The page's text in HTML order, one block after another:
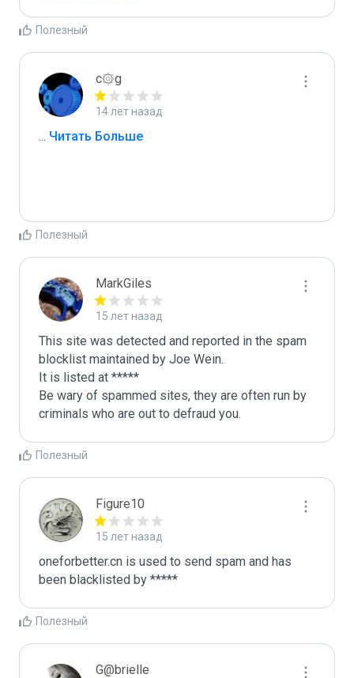
Полезный
c۞g
14 лет назад
... Читать Больше
Полезный
MarkGiles
15 лет назад
This site was detected and reported in the spam
blocklist maintained by Joe Wein.
It is listed at *****
Be wary of spammed sites, they are often run by
criminals who are out to defraud you.
Полезный
Figure10
15 лет назад
oneforbetter.cn is used to send spam and has
been blacklisted by *****
Полезный
G@brielle